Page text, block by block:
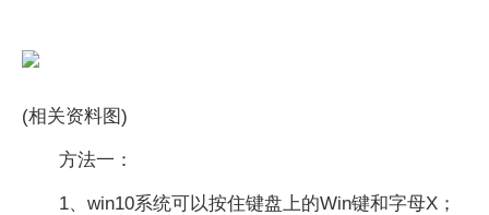
(相关资料图)
方法一：
1、win10系统可以按住键盘上的Win键和字母X；